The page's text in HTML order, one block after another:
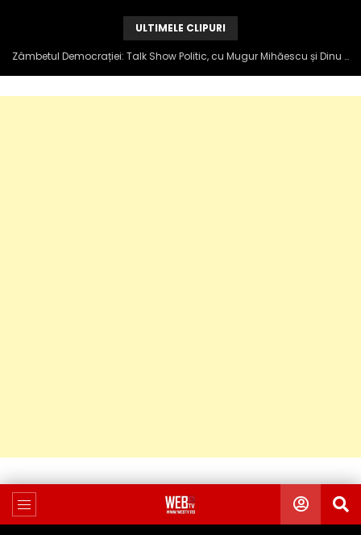
ULTIMELE CLIPURI
Zâmbetul Democrației: Talk Show Politic, cu Mugur Mihăescu și Dinu Popescu